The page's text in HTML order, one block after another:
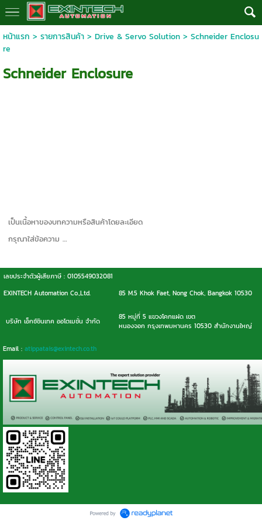
หน้าแรก > รายการสินค้า> Drive & Servo Solution> Schneider Enclosu
re
Schneider Enclosure
เป็นเนื้อหาของบทความหรือสินค้าโดยละเอียด
กรุณาใส่ข้อความ …
เลขประจำตัวผู้เสียภาษี : 0105549032081
EXINTECH Automation Co.,Ltd.
85 M.5 Khok Faet, Nong Chok, Bangkok 10530
บริษัท เอ็กซ์ซินเทค ออโตเมชั่น จำกัด
85 หมู่ที่ 5 แขวงโคกแฝด เขต
หนองจอก กรุงเทพมหานคร 10530 สำนักงานใหญ่
Email : atippatais@exintech.co.th